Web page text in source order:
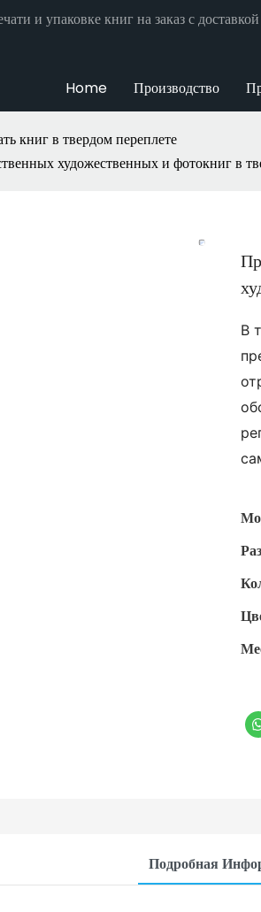
и упаковке книг на заказ с
Home Производство
книг в твердом переплете
художественных и фотокниг в
В
Подробная